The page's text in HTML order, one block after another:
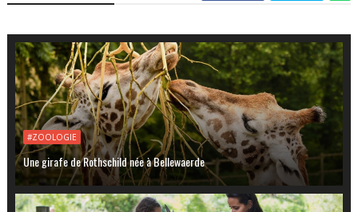
#ZOOLOGIE
Une girafe de Rothschild née à Bellewaerde